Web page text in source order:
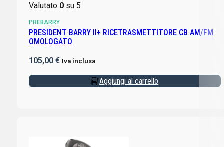
Valutato 0su 5
PREBARRY
PRESIDENT BARRY II+ RICETRASMETTITORE CB AM/FM
OMOLOGATO
105,00 € Iva inclusa
Aggiungi al carrello